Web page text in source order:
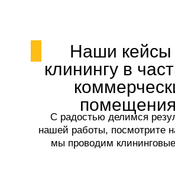
Наши кейсы
клинингу в
С радостью делимся
нашей работы, посмотрите
мы проводим